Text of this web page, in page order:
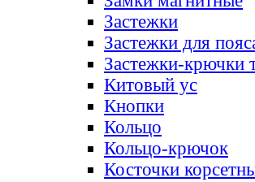
Застежки
Застежки для
Застежки-крючки
Китовый ус
Кнопки
Кольцо
Кольцо-крючок
Косточки